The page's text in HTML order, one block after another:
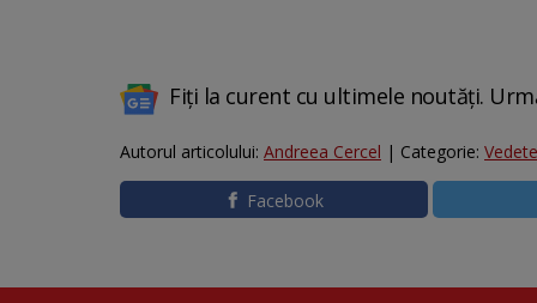
Fiți la curent cu ultimele noutăți.
Autorul articolului: Andreea Cercel | Categorie: Vedete
Facebook